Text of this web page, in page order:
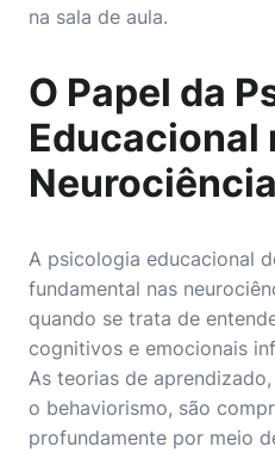
na sala de aula.
O Papel da
Educacional
A psicologia educacional
fundamental nas
quando se trata de
cognitivos e emocionais
As teorias de
o behaviorismo, são
profundamente por meio